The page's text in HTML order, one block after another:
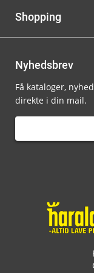
Shopping
Nyhedsbrev
Få kataloger,
direkte i din mail.